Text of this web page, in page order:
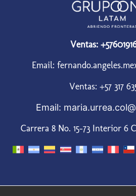
Ventas:
Email:
Ventas: +57 317
Email:
Carrera 8 No. 15-73 Interior 6